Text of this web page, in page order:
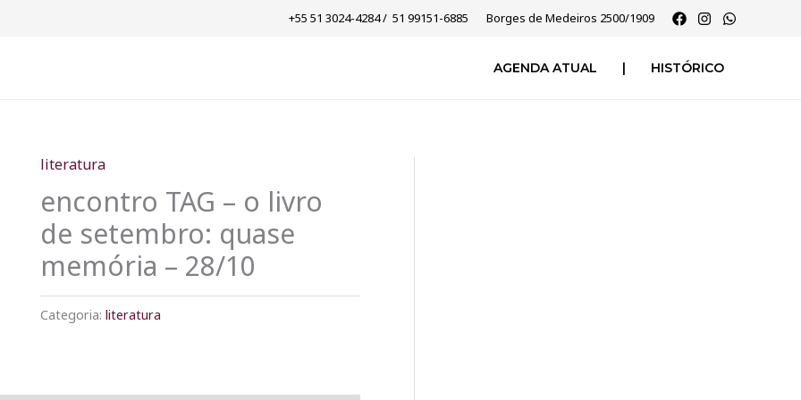
+55 51 3024-4284 / ​ 51 99151-6885 Borges de Medeiros 2500/1909
AGENDA ATUAL | HISTÓRICO
literatura
encontro TAG – o livro
de setembro: quase
memória – 28/10
Categoria: literatura